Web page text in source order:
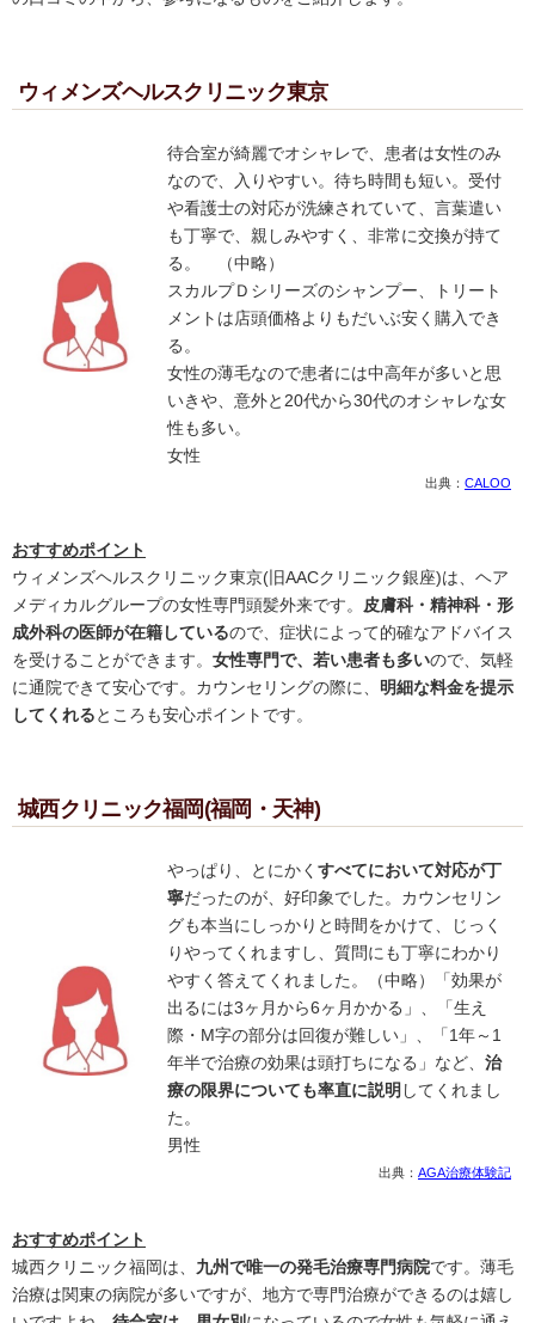
ウィメンズヘルスクリニック東京
待合室が綺麗でオシャレで、患者は女性のみ
なので、入りやすい。待ち時間も短い。受付
や看護士の対応が洗練されていて、言葉遣い
も丁寧で、親しみやすく、非常に交換が持て
る。 （中略）
スカルプＤシリーズのシャンプー、トリート
メントは店頭価格よりもだいぶ安く購入でき
る。
女性の薄毛なので患者には中高年が多いと思
いきや、意外と20代から30代のオシャレな女
性も多い。
女性
出典： CALOO
おすすめポイント
ウィメンズヘルスクリニック東京(旧AACクリニック銀座)は、ヘア
メディカルグループの女性専門頭髪外来です。
皮膚科・精神科・形
成外科の医師が在籍しているので、症状によって的確なアドバイス
を受けることができます。 女性専門で、若い患者も多いので、気軽
に通院できて安心です。カウンセリングの際に、 明細な料金を提示
してくれるところも安心ポイントです。
城西クリニック福岡(福岡・天神)
やっぱり、とにかく すべてにおいて対応が丁
寧だったのが、好印象でした。カウンセリン
グも本当にしっかりと時間をかけて、じっく
りやってくれますし、質問にも丁寧にわかり
やすく答えてくれました。（中略）「効果が
出るには3ヶ月から6ヶ月かかる」、「生え
際・M字の部分は回復が難しい」、「1年～1
年半で治療の効果は頭打ちになる」など、 治
療の限界についても率直に説明 してくれまし
た。
男性
出典： AGA治療体験記
おすすめポイント
城西クリニック福岡は、 九州で唯一の発毛治療専門病院です。薄毛
治療は関東の病院が多いですが、地方で専門治療ができるのは嬉し